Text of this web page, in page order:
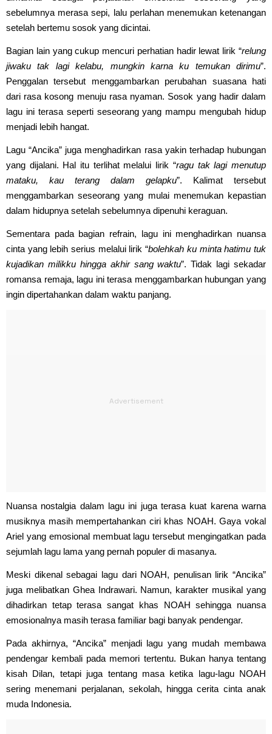
sebelumnya merasa sepi, lalu perlahan menemukan ketenangan
setelah bertemu sosok yang dicintai.
Bagian lain yang cukup mencuri perhatian hadir lewat lirik “relung
jiwaku tak lagi kelabu, mungkin karna ku temukan dirimu”.
Penggalan tersebut menggambarkan perubahan suasana hati
dari rasa kosong menuju rasa nyaman. Sosok yang hadir dalam
lagu ini terasa seperti seseorang yang mampu mengubah hidup
menjadi lebih hangat.
Lagu “Ancika” juga menghadirkan rasa yakin terhadap hubungan
yang dijalani. Hal itu terlihat melalui lirik “ragu tak lagi menutup
mataku, kau terang dalam gelapku”. Kalimat tersebut
menggambarkan seseorang yang mulai menemukan kepastian
dalam hidupnya setelah sebelumnya dipenuhi keraguan.
Sementara pada bagian refrain, lagu ini menghadirkan nuansa
cinta yang lebih serius melalui lirik “bolehkah ku minta hatimu tuk
kujadikan milikku hingga akhir sang waktu”. Tidak lagi sekadar
romansa remaja, lagu ini terasa menggambarkan hubungan yang
ingin dipertahankan dalam waktu panjang.
Nuansa nostalgia dalam lagu ini juga terasa kuat karena warna
musiknya masih mempertahankan ciri khas NOAH. Gaya vokal
Ariel yang emosional membuat lagu tersebut mengingatkan pada
sejumlah lagu lama yang pernah populer di masanya.
Meski dikenal sebagai lagu dari NOAH, penulisan lirik “Ancika”
juga melibatkan Ghea Indrawari. Namun, karakter musikal yang
dihadirkan tetap terasa sangat khas NOAH sehingga nuansa
emosionalnya masih terasa familiar bagi banyak pendengar.
Pada akhirnya, “Ancika” menjadi lagu yang mudah membawa
pendengar kembali pada memori tertentu. Bukan hanya tentang
kisah Dilan, tetapi juga tentang masa ketika lagu-lagu NOAH
sering menemani perjalanan, sekolah, hingga cerita cinta anak
muda Indonesia.